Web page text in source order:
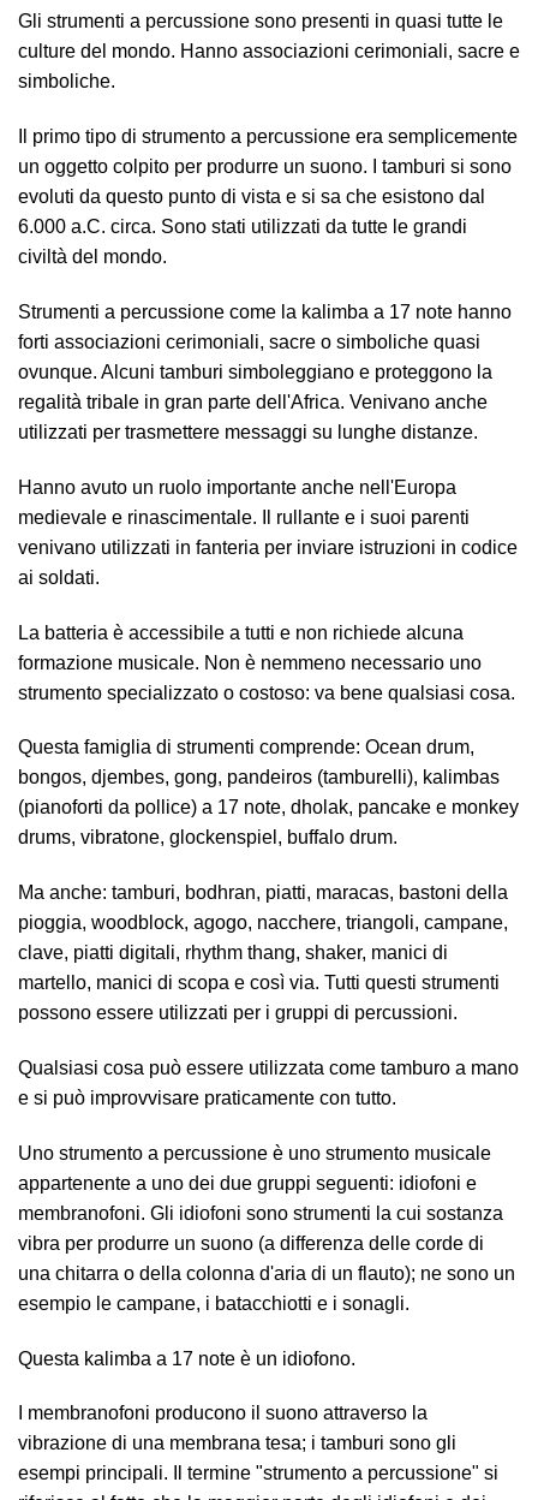
Gli strumenti a percussione sono presenti in quasi tutte le
culture del mondo. Hanno associazioni cerimoniali, sacre e
simboliche.
Il primo tipo di strumento a percussione era semplicemente
un oggetto colpito per produrre un suono. I tamburi si sono
evoluti da questo punto di vista e si sa che esistono dal
6.000 a.C. circa. Sono stati utilizzati da tutte le grandi
civiltà del mondo.
Strumenti a percussione come la kalimba a 17 note hanno
forti associazioni cerimoniali, sacre o simboliche quasi
ovunque. Alcuni tamburi simboleggiano e proteggono la
regalità tribale in gran parte dell'Africa. Venivano anche
utilizzati per trasmettere messaggi su lunghe distanze.
Hanno avuto un ruolo importante anche nell'Europa
medievale e rinascimentale. Il rullante e i suoi parenti
venivano utilizzati in fanteria per inviare istruzioni in codice
ai soldati.
La batteria è accessibile a tutti e non richiede alcuna
formazione musicale. Non è nemmeno necessario uno
strumento specializzato o costoso: va bene qualsiasi cosa.
Questa famiglia di strumenti comprende: Ocean drum,
bongos, djembes, gong, pandeiros (tamburelli), kalimbas
(pianoforti da pollice) a 17 note, dholak, pancake e monkey
drums, vibratone, glockenspiel, buffalo drum.
Ma anche: tamburi, bodhran, piatti, maracas, bastoni della
pioggia, woodblock, agogo, nacchere, triangoli, campane,
clave, piatti digitali, rhythm thang, shaker, manici di
martello, manici di scopa e così via. Tutti questi strumenti
possono essere utilizzati per i gruppi di percussioni.
Qualsiasi cosa può essere utilizzata come tamburo a mano
e si può improvvisare praticamente con tutto.
Uno strumento a percussione è uno strumento musicale
appartenente a uno dei due gruppi seguenti: idiofoni e
membranofoni. Gli idiofoni sono strumenti la cui sostanza
vibra per produrre un suono (a differenza delle corde di
una chitarra o della colonna d'aria di un flauto); ne sono un
esempio le campane, i batacchiotti e i sonagli.
Questa kalimba a 17 note è un idiofono.
I membranofoni producono il suono attraverso la
vibrazione di una membrana tesa; i tamburi sono gli
esempi principali. Il termine "strumento a percussione" si